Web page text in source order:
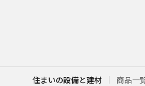
住まいの設備と建材 商品一